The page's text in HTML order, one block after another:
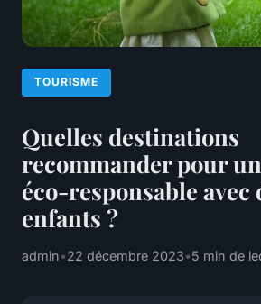
TOURISME
Quelles destinations
recommander pour
éco-responsable avec
enfants ?
admin•22 décembre 2023•5 min de